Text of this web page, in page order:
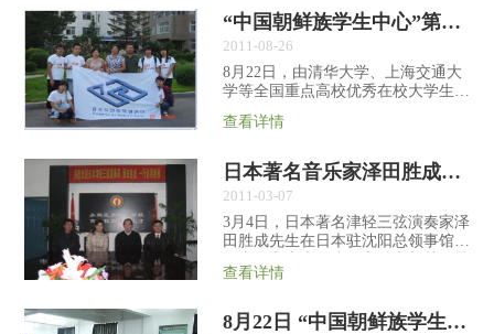
办与市外市办协商，确定组建由市外
事办两位...
“中国朝鲜族学生中心”第六届故乡探访活动到我校
2011-08-26
8月22日，由清华大学、上海交通大
学等全国重点高校优秀在校大学生组
六名成员到我校进行了讲座。他们进
的经验，以及如何以饱满的精神状态
迎接高考...
查看详情
日本著名音乐家泽田胜成一行访问我校.
2011-03-07
3月4日，日本著名津轻三弦演奏家泽
田胜成先生在日本驻沈阳总领事馆副
的陪同下，对我校进行了友好访问。
流入日本后经几百年的发展，分化成
查看详情
8月22日 “中国朝鲜族学生中心”6名成员到我校进行学习讲座